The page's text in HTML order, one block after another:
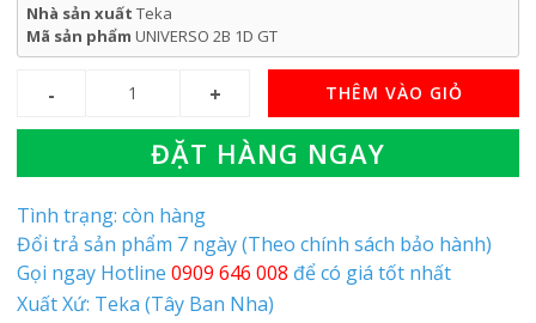
Nhà sản xuất Teka
Mã sản phẩm UNIVERSO 2B 1D GT
THÊM VÀO GIỎ
ĐẶT HÀNG NGAY
Tình trạng: còn hàng
Đổi trả sản phẩm 7 ngày (Theo chính sách bảo hành)
Gọi ngay Hotline 0909 646 008 để có giá tốt nhất
Xuất Xứ: Teka (Tây Ban Nha)